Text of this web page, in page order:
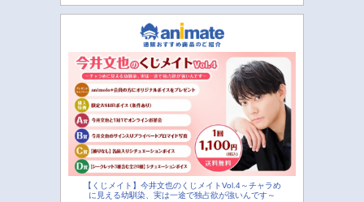
【くじメイト】今井文也のくじメイトVol.4～チャラめ
に見える幼馴染、実は一途で独占欲が強いんです～